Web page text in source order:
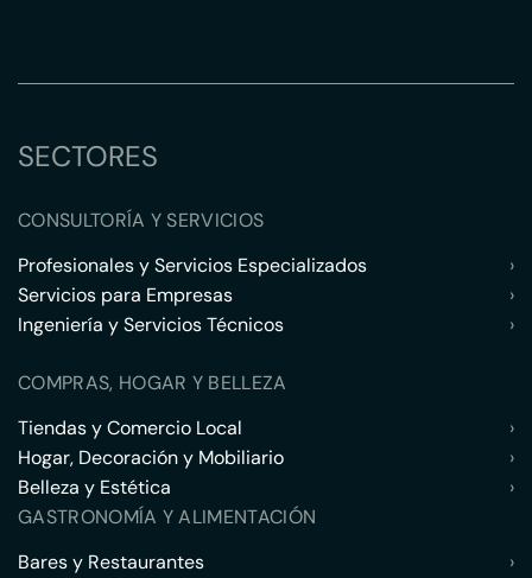
SECTORES
CONSULTORÍA Y SERVICIOS
Profesionales y Servicios Especializados
›
Servicios para Empresas
›
Ingeniería y Servicios Técnicos
›
COMPRAS, HOGAR Y BELLEZA
Tiendas y Comercio Local
›
Hogar, Decoración y Mobiliario
›
Belleza y Estética
›
GASTRONOMÍA Y ALIMENTACIÓN
Bares y Restaurantes
›